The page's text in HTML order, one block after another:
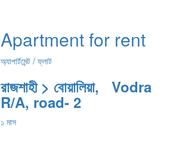
Apartment for rent
অ্যাপার্টমেন্ট / ফ্লাট
রাজশাহী > বোয়ালিয়া, Vodra
R/A, road- 2
১ মাস